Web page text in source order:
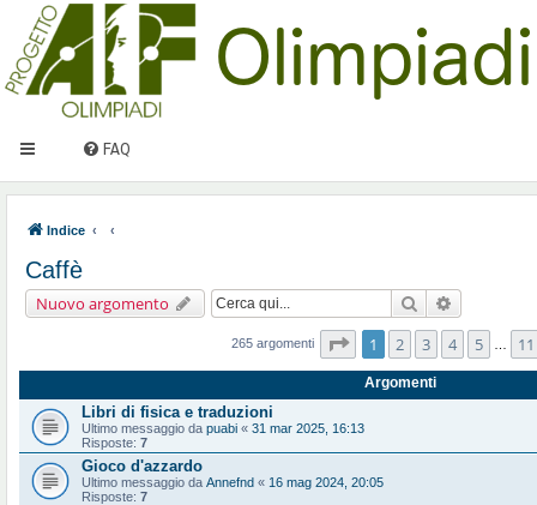
FAQ
Indice
Caffè
Nuovo argomento Cerca
265 argomenti Pagina1 di11
1 2 3 4 5 11
Argomenti
Libri di fisica e traduzioni
Ultimo messaggio da puabi « 31 mar 2025, 16:13
Risposte: 7
Gioco d'azzardo
Ultimo messaggio da Annefnd « 16 mag 2024, 20:05
Risposte: 7